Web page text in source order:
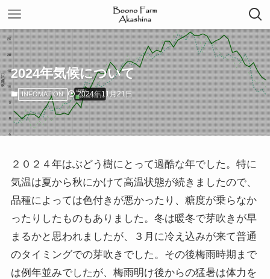
2024年気候について
INFOMATION 2024年11月21日
２０２４年はぶどう樹にとって過酷な年でした。特に
気温は夏から秋にかけて高温状態が続きましたので、
品種によっては色付きが悪かったり、糖度が乗らなか
ったりしたものもありました。冬は暖冬で芽吹きが早
まるかと思われましたが、３月に冷え込みが来て普通
のタイミングでの芽吹きでした。その後梅雨時期まで
は例年並みでしたが、梅雨明け後からの猛暑は体力を